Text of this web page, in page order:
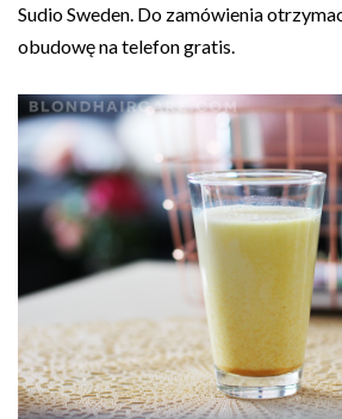
Sudio Sweden. Do zamówienia
obudowę na telefon gratis.